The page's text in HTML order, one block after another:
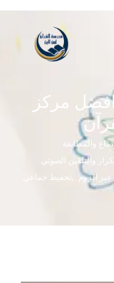
افضل مركز
والمطابقة
والتلقين الصوتي
تحفيظ جماعي
الزوم